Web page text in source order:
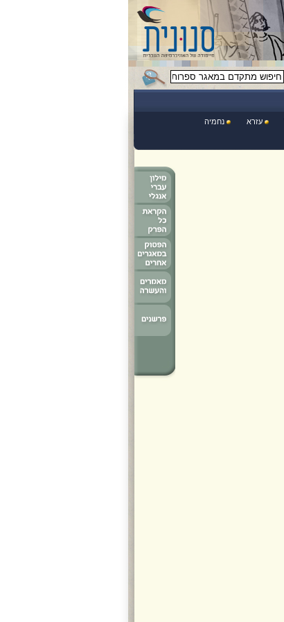
עזרא נחמיה